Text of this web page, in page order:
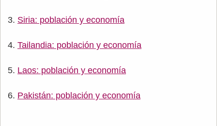
Siria: población y economía
Tailandia: población y economía
Laos: población y economía
Pakistán: población y economía